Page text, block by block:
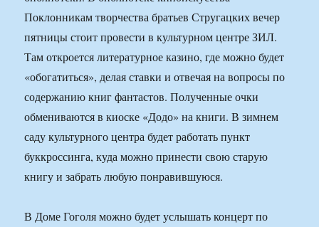
Поклонникам творчества братьев Стругацких вечер
пятницы стоит провести в культурном центре ЗИЛ.
Там откроется литературное казино, где можно будет
«обогатиться», делая ставки и отвечая на вопросы по
содержанию книг фантастов. Полученные очки
обмениваются в киоске «Додо» на книги. В зимнем
саду культурного центра будет работать пункт
буккроссинга, куда можно принести свою старую
книгу и забрать любую понравившуюся.
В Доме Гоголя можно будет услышать концерт по